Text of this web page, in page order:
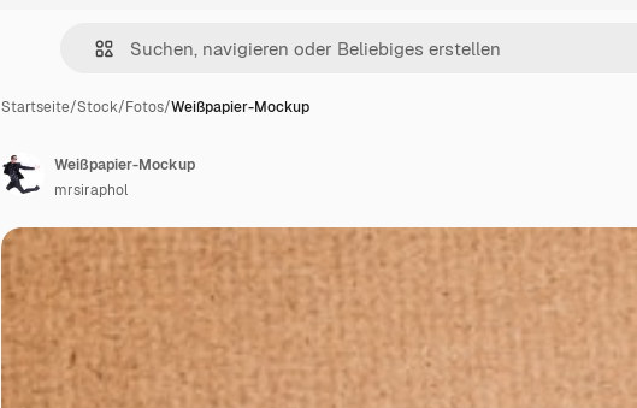
Startseite/Stock/Fotos/Weißpapier-Mockup
Weißpapier-Mockup
mrsiraphol